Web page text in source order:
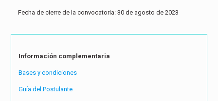
Fecha de cierre de la convocatoria: 30 de agosto de 2023
Información complementaria
Bases y condiciones
Guía del Postulante